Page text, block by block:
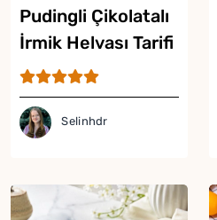
Pudingli Çikolatalı
İrmik Helvası Tarifi
Selinhdr